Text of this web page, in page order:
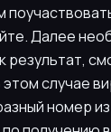
Далее
случае
номер